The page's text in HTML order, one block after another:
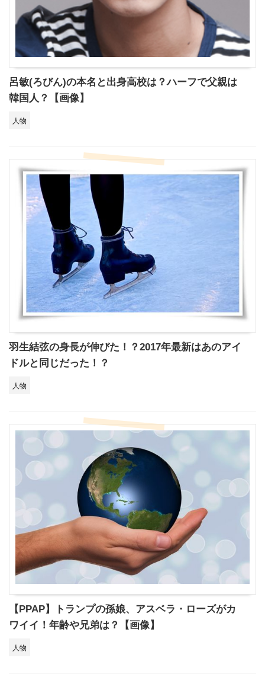
呂敏(ろびん)の本名と出身高校は？ハーフで父親は
韓国人？【画像】
人物
羽生結弦の身長が伸びた！？2017年最新はあのアイ
ドルと同じだった！？
人物
【PPAP】トランプの孫娘、アスベラ・ローズがカ
ワイイ！年齢や兄弟は？【画像】
人物